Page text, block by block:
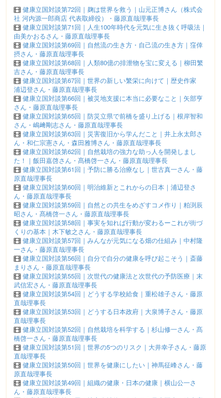
健康立国対談第72回｜麹は世界を救う｜山元正博さん（株式会
社 河内源一郎商店 代表取締役）・藤原直哉理事長
健康立国対談第71回｜人生100年時代を元気に生き抜く呼吸法｜
由美かおるさん・藤原直哉理事長
健康立国対談第69回｜自然流の生き方・自己流の生き方｜窪倖
摂さん・藤原直哉理事長
健康立国対談第68回｜人類80億の排泄物を宝に変える｜柳田繁
吉さん・藤原直哉理事長
健康立国対談第67回｜世界の新しい繁栄に向けて｜歴史作家
浦辺登さん・藤原直哉理事長
健康立国対談第66回｜被災地支援に本当に必要なこと｜矢部亨
さん・藤原直哉理事長
健康立国対談第65回｜防災立県で前橋を盛り上げる｜根岸智和
さん・嶋﨑剛志さん・藤原直哉理事長
健康立国対談第63回｜災害復旧から学んだこと｜井上永太郎さ
ん・和仁宗憲さん・森田雅博さん・藤原直哉理事長
健康立国対談第62回｜自然栽培の強力な助っ人を開発しまし
た！｜飯田嘉啓さん・髙橋啓一さん・藤原直哉理事長
健康立国対談第61回｜予防に勝る治療なし｜世古真一さん・藤
原直哉理事長
健康立国対談第60回｜明治維新とこれからの日本｜浦辺登さ
ん・藤原直哉理事長
健康立国対談第59回｜自然との共生をめざすコメ作り｜粕渕辰
昭さん・髙橋啓一さん・藤原直哉理事長
健康立国対談第58回｜事実を知れば行動が変わるーこれが街づ
くりの基本｜木下敏之さん・藤原直哉理事長
健康立国対談第57回｜みんなが元気になる畑の仕組み｜中村隆
一さん・藤原直哉理事長
健康立国対談第56回｜自分で自分の健康を呼び起こそう｜斎藤
まりさん・藤原直哉理事長
健康立国対談第55回｜次世代の健康法と次世代の予防医療｜末
武信宏さん・藤原直哉理事長
健康立国対談第54回｜どうする学校給食｜重松雄子さん・藤原
直哉理事長
健康立国対談第53回｜どうする日本政府｜大泉博子さん・藤原
直哉理事長
健康立国対談第52回｜自然栽培を科学する｜杉山修一さん・髙
橋啓一さん・藤原直哉理事長
健康立国対談第51回｜世界の5つのリスク｜大井幸子さん・藤原
直哉理事長
健康立国対談第50回｜世界を健康にしたい｜神馬征峰さん・藤
原直哉理事長
健康立国対談第49回｜組織の健康・日本の健康｜横山公一さ
ん・藤原直哉理事長